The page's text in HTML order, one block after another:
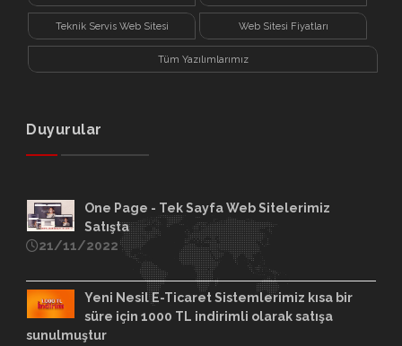
Sitesi
Teknik Servis Web Sitesi Web Sitesi Fiyatları
Tüm Yazılımlarımız
Duyurular
One Page - Tek Sayfa Web Sitelerimiz
Satışta
21/11/2022
Yeni Nesil E-Ticaret Sistemlerimiz kısa bir
süre için 1000 TL indirimli olarak satışa
sunulmuştur